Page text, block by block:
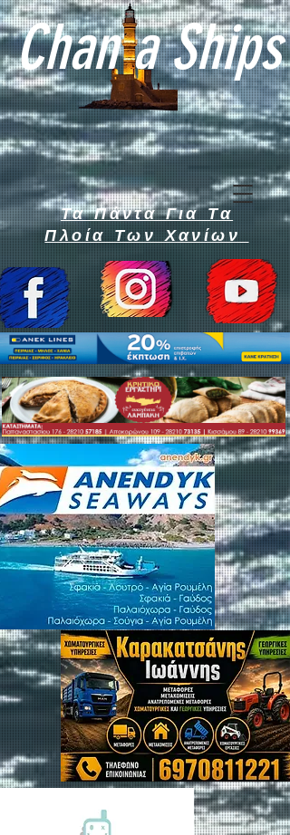
Chan a Ships
Τα Πάντα Για Τα
Πλοία Των Χανίων